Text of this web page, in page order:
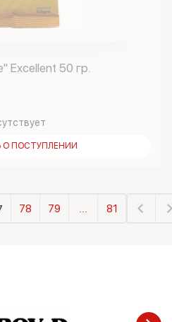
Excellent 50 гр.
ПОСТУПЛЕНИИ
78 79 ... 81